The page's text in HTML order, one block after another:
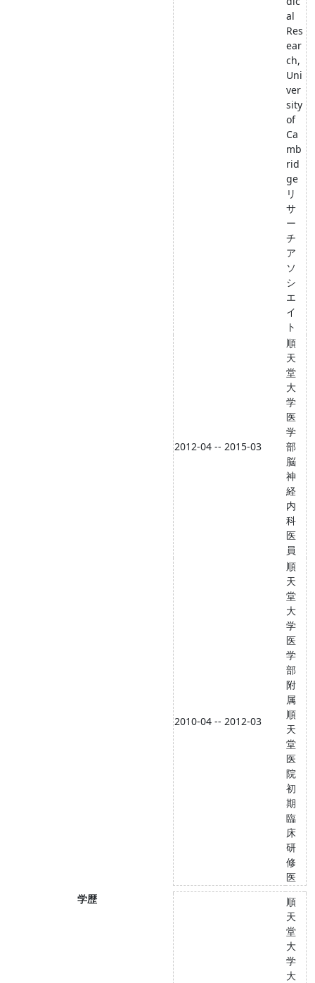
al
Res
ear
ch,
Uni
ver
sity
of
Ca
mb
rid
ge
リ
サ
ー
チ
ア
ソ
シ
エ
イ
ト
2012-04 -- 2015-03
順
天
堂
大
学
医
学
部
脳
神
経
内
科
医
員
2010-04 -- 2012-03
順
天
堂
大
学
医
学
部
附
属
順
天
堂
医
院
初
期
臨
床
研
修
医
学歴
順
天
堂
大
学
大